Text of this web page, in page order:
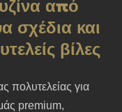
από
σχέδια και
βίλες
πολυτελείας για
premium,